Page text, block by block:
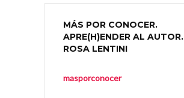
MÁS POR CONOCER.
APRE(H)ENDER AL AUTOR.
ROSA LENTINI
masporconocer